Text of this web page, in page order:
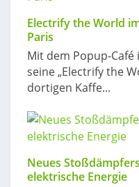
Electrify the World
Paris
Mit dem Popup-
seine „Electrify the
dortigen Kaffe...
Neues
elektrische Energie